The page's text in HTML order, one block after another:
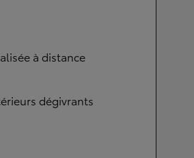
à distance
dégivrants